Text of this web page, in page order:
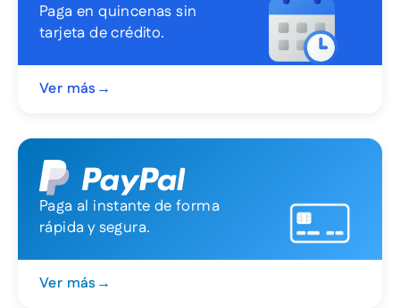
Paga en quincenas sin
tarjeta de crédito.
Ver más →
Paga al instante de forma
rápida y segura.
Ver más →